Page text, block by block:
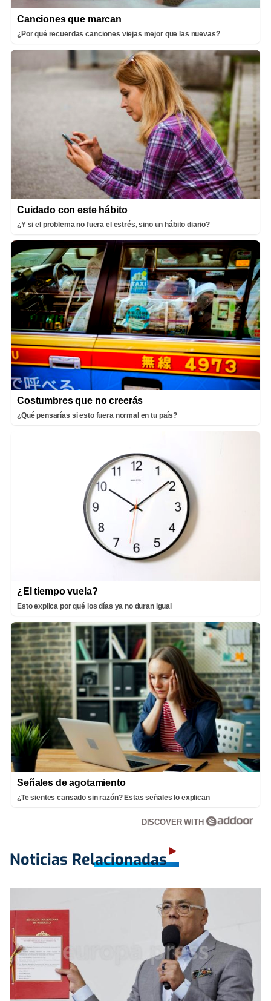
Canciones que marcan
¿Por qué recuerdas canciones viejas mejor que las nuevas?
Cuidado con este hábito
¿Y si el problema no fuera el estrés, sino un hábito diario?
Costumbres que no creerás
¿Qué pensarías si esto fuera normal en tu país?
¿El tiempo vuela?
Esto explica por qué los días ya no duran igual
Señales de agotamiento
¿Te sientes cansado sin razón? Estas señales lo explican
DISCOVER WITH
Noticias Relacionadas